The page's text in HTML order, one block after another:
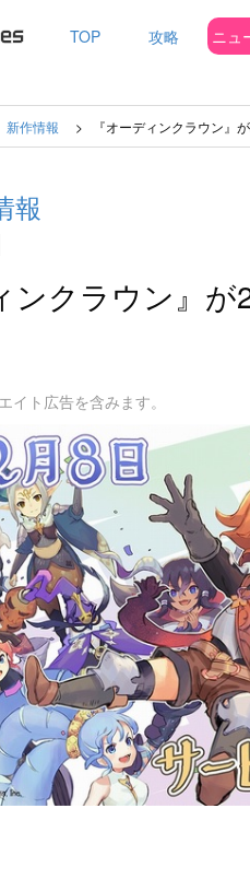
TOP 攻略 ニュ
新作情報 『オーディンクラウン』
報
ンクラウン』
イト広告を含みます。